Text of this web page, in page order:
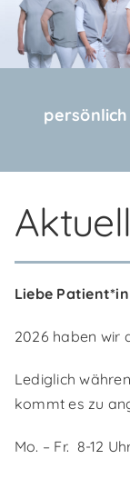
Liebe
2026 haben wir
Lediglich
kommt es zu
Mo. – Fr. 8-12